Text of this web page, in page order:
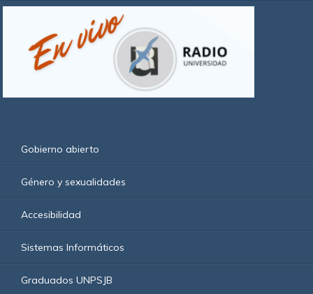
Gobierno abierto
Género y sexualidades
Accesibilidad
Sistemas Informáticos
Graduados UNPSJB